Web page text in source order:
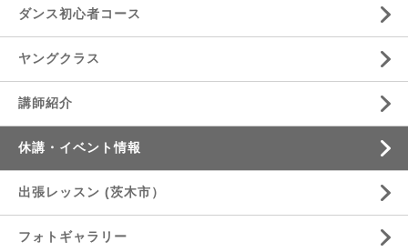
ダンス初心者コース
ヤングクラス
講師紹介
休講・イベント情報
出張レッスン (茨木市）
フォトギャラリー